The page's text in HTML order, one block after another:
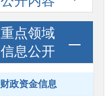
重点领域
信息公开
财政资金信息